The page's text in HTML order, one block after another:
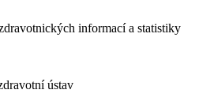
informací a statistiky
ústav